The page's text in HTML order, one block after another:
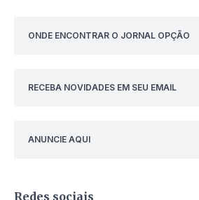
ONDE ENCONTRAR O JORNAL OPÇÃO
RECEBA NOVIDADES EM SEU EMAIL
ANUNCIE AQUI
Redes sociais